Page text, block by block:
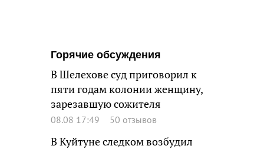
Горячие обсуждения
В Шелехове суд приговорил к
пяти годам колонии женщину,
зарезавшую сожителя
08.08 17:49 50 отзывов
В Куйтуне следком возбудил